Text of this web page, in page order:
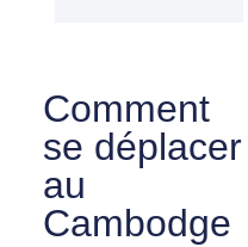
Comment
se déplacer
au
Cambodge